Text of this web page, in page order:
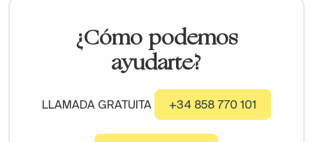
¿Cómo podemos
ayudarte?
LLAMADA GRATUITA +34 858 770 101